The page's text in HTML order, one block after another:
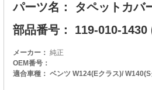
パーツ名： タペットカ
部品番号： 119-010-1430
メーカー： 純正
OEM番号：
適合車種： ベンツ W124(Eクラス)/